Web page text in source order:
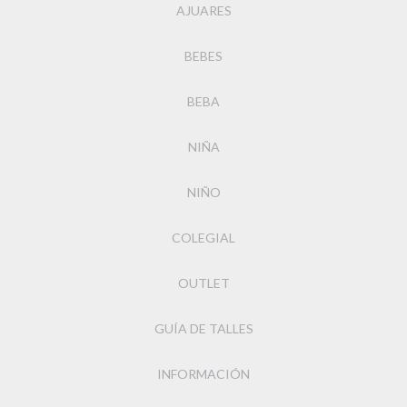
AJUARES
BEBES
BEBA
NIÑA
NIÑO
COLEGIAL
OUTLET
GUÍA DE TALLES
INFORMACIÓN